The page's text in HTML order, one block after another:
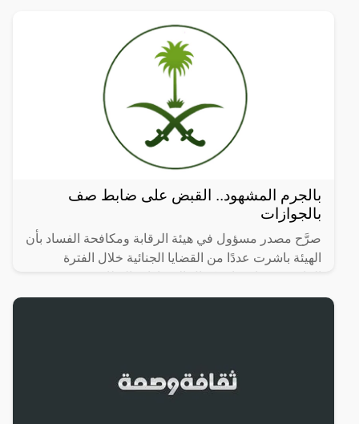
بالجرم المشهود.. القبض على ضابط صف
بالجوازات
صرَّح مصدر مسؤول في هيئة الرقابة ومكافحة الفساد بأن
الهيئة باشرت عددًا من القضايا الجنائية خلال الفترة
مرتكبيها،